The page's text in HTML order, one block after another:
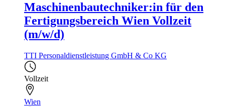
Maschinenbautechniker:in für den
Fertigungsbereich Wien Vollzeit
(m/w/d)
TTI Personaldienstleistung GmbH & Co KG
Vollzeit
Wien